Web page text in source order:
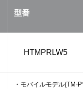
型番
HTMPRLW5
・モバイルモデル(TM-